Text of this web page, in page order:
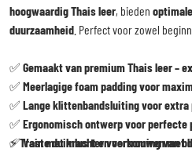
hoogwaardig Thais leer, bieden
duurzaamheid . Perfect voor zowel
✅ Gemaakt van premium Thais leer –
✅ Meerlagige foam padding voor
✅ Lange klittenbandsluiting voor
✅ Ergonomisch ontwerp voor
✅Vaste duimlus ter voorkoming van
⚡Train met kracht en vertrouwen met